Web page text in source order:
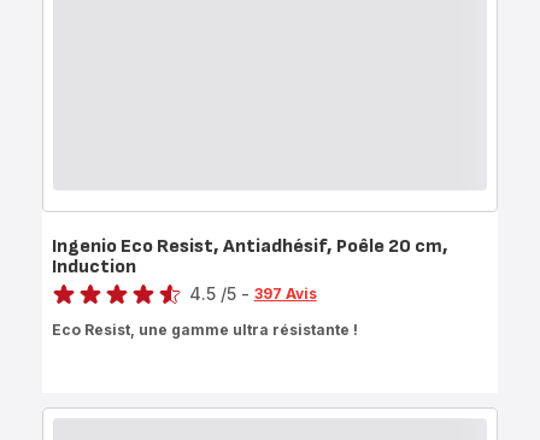
Ingenio Eco Resist, Antiadhésif, Poêle 20 cm,
Induction
Note
4.5 /5 - 397 Avis
Eco Resist, une gamme ultra résistante !